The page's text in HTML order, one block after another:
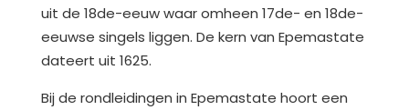
uit de 18de-eeuw waar omheen 17de- en 18de-
eeuwse singels liggen. De kern van Epemastate
dateert uit 1625.
Bij de rondleidingen in Epemastate hoort een